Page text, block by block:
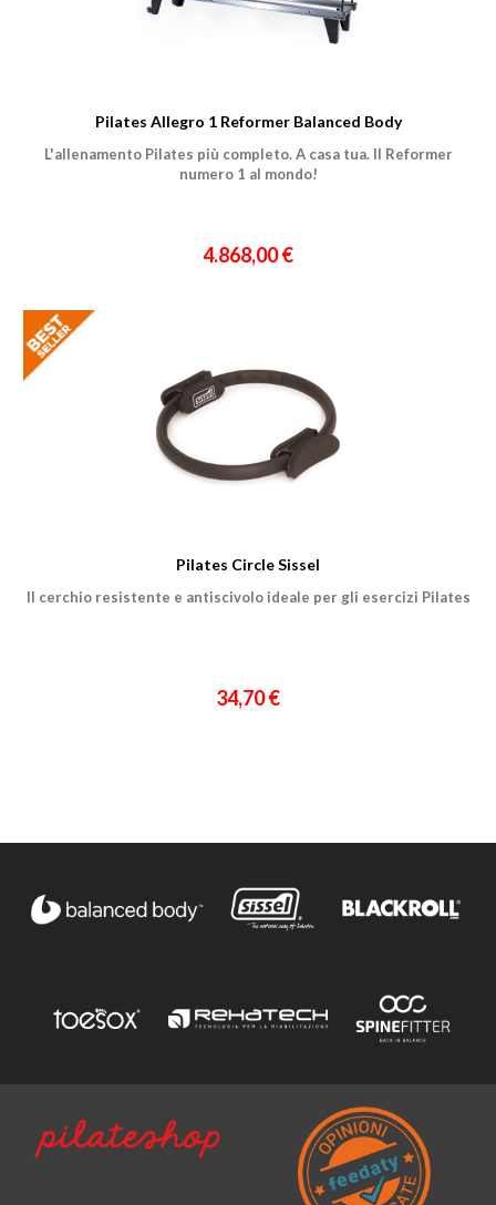
Pilates Allegro 1 Reformer Balanced Body
L'allenamento Pilates più completo. A casa tua. Il Reformer
numero 1 al mondo!
4.868,00 €
Pilates Circle Sissel
Il cerchio resistente e antiscivolo ideale per gli esercizi Pilates
34,70 €